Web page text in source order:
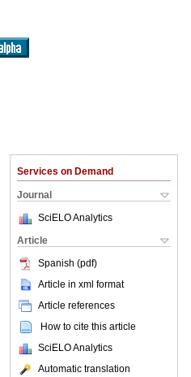
Services on Demand
Journal
SciELO Analytics
Article
Spanish (pdf)
Article in xml format
Article references
How to cite this article
SciELO Analytics
Automatic translation